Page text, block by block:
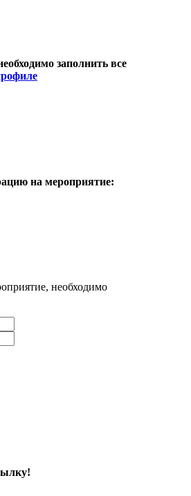
заполнить все
на мероприятие:
необходимо